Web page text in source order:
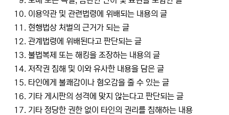
이용약관 및 관련법령에 위배되는 내용의 글
현행법상 처벌의 근거가 되는 글
관계법령에 위배된다고 판단되는 글
불법복제 또는 해킹을 조장하는 내용의 글
저작권 침해 및 이와 유사한 내용을 담은 글
타인에게 불쾌감이나 혐오감을 줄 수 있는 글
기타 게시판의 성격에 맞지 않는다고 판단되는 글
기타 정당한 권한 없이 타인의 권리를 침해하는 내용